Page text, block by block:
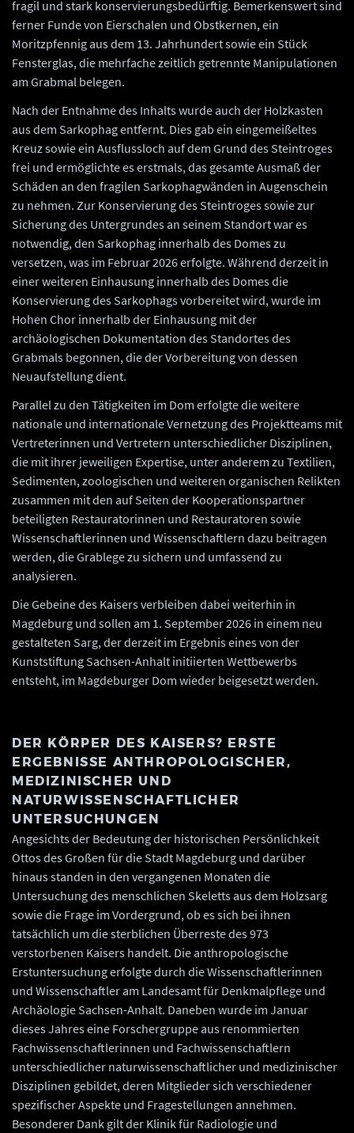
fragil und stark konservierungsbedürftig. Bemerkenswert sind
ferner Funde von Eierschalen und Obstkernen, ein
Moritzpfennig aus dem 13. Jahrhundert sowie ein Stück
Fensterglas, die mehrfache zeitlich getrennte Manipulationen
am Grabmal belegen.
Nach der Entnahme des Inhalts wurde auch der Holzkasten
aus dem Sarkophag entfernt. Dies gab ein eingemeißeltes
Kreuz sowie ein Ausflussloch auf dem Grund des Steintroges
frei und ermöglichte es erstmals, das gesamte Ausmaß der
Schäden an den fragilen Sarkophagwänden in Augenschein
zu nehmen. Zur Konservierung des Steintroges sowie zur
Sicherung des Untergrundes an seinem Standort war es
notwendig, den Sarkophag innerhalb des Domes zu
versetzen, was im Februar 2026 erfolgte. Während derzeit in
einer weiteren Einhausung innerhalb des Domes die
Konservierung des Sarkophags vorbereitet wird, wurde im
Hohen Chor innerhalb der Einhausung mit der
archäologischen Dokumentation des Standortes des
Grabmals begonnen, die der Vorbereitung von dessen
Neuaufstellung dient.
Parallel zu den Tätigkeiten im Dom erfolgte die weitere
nationale und internationale Vernetzung des Projektteams mit
Vertreterinnen und Vertretern unterschiedlicher Disziplinen,
die mit ihrer jeweiligen Expertise, unter anderem zu Textilien,
Sedimenten, zoologischen und weiteren organischen Relikten
zusammen mit den auf Seiten der Kooperationspartner
beteiligten Restauratorinnen und Restauratoren sowie
Wissenschaftlerinnen und Wissenschaftlern dazu beitragen
werden, die Grablege zu sichern und umfassend zu
analysieren.
Die Gebeine des Kaisers verbleiben dabei weiterhin in
Magdeburg und sollen am 1. September 2026 in einem neu
gestalteten Sarg, der derzeit im Ergebnis eines von der
Kunststiftung Sachsen-Anhalt initiierten Wettbewerbs
entsteht, im Magdeburger Dom wieder beigesetzt werden.
DER KÖRPER DES KAISERS? ERSTE
ERGEBNISSE ANTHROPOLOGISCHER,
MEDIZINISCHER UND
NATURWISSENSCHAFTLICHER
UNTERSUCHUNGEN
Angesichts der Bedeutung der historischen Persönlichkeit
Ottos des Großen für die Stadt Magdeburg und darüber
hinaus standen in den vergangenen Monaten die
Untersuchung des menschlichen Skeletts aus dem Holzsarg
sowie die Frage im Vordergrund, ob es sich bei ihnen
tatsächlich um die sterblichen Überreste des 973
verstorbenen Kaisers handelt. Die anthropologische
Erstuntersuchung erfolgte durch die Wissenschaftlerinnen
und Wissenschaftler am Landesamt für Denkmalpflege und
Archäologie Sachsen-Anhalt. Daneben wurde im Januar
dieses Jahres eine Forschergruppe aus renommierten
Fachwissenschaftlerinnen und Fachwissenschaftlern
unterschiedlicher naturwissenschaftlicher und medizinischer
Disziplinen gebildet, deren Mitglieder sich verschiedener
spezifischer Aspekte und Fragestellungen annehmen.
Besonderer Dank gilt der Klinik für Radiologie und